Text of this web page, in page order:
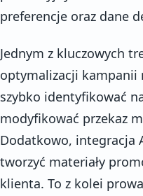
preferencje oraz dane
Jednym z kluczowych
optymalizacji kampanii
szybko identyfikować
modyfikować przekaz
Dodatkowo, integracja
tworzyć materiały
klienta. To z kolei